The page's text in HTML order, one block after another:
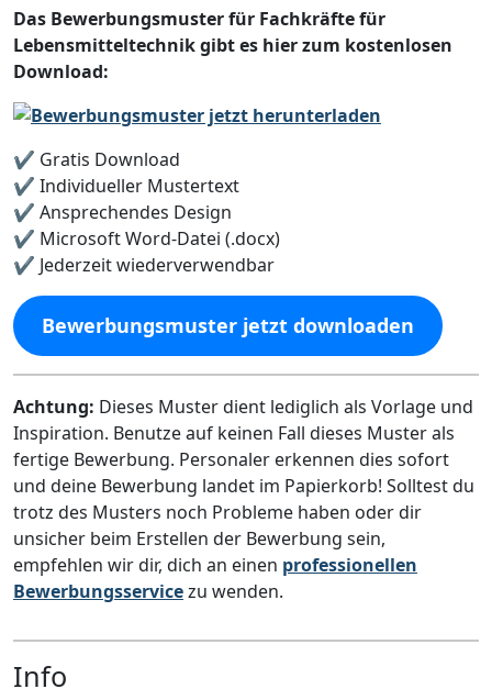
Das Bewerbungsmuster für Fachkräfte für
Lebensmitteltechnik gibt es hier zum kostenlosen
Download:
✔️ Gratis Download
✔️ Individueller Mustertext
✔️ Ansprechendes Design
✔️ Microsoft Word-Datei (.docx)
✔️ Jederzeit wiederverwendbar
Bewerbungsmuster jetzt downloaden
Achtung: Dieses Muster dient lediglich als Vorlage und
Inspiration. Benutze auf keinen Fall dieses Muster als
fertige Bewerbung. Personaler erkennen dies sofort
und deine Bewerbung landet im Papierkorb! Solltest du
trotz des Musters noch Probleme haben oder dir
unsicher beim Erstellen der Bewerbung sein,
empfehlen wir dir, dich an einen professionellen
Bewerbungsservicezu wenden.
Info